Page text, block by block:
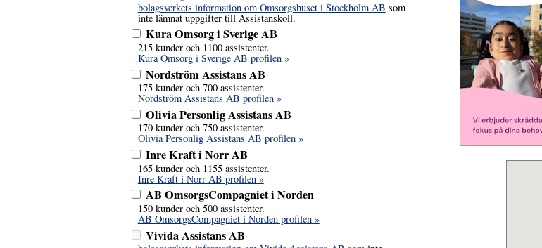
bolagsverkets information om Omsorgshuset i Stockholm AB som
inte lämnat uppgifter till Assistanskoll.
Kura Omsorg i Sverige AB
215 kunder och 1100 assistenter.
Kura Omsorg i Sverige AB profilen »
Nordström Assistans AB
175 kunder och 700 assistenter.
Nordström Assistans AB profilen »
Olivia Personlig Assistans AB
170 kunder och 750 assistenter.
Olivia Personlig Assistans AB profilen »
Inre Kraft i Norr AB
165 kunder och 1155 assistenter.
Inre Kraft i Norr AB profilen »
AB OmsorgsCompagniet i Norden
150 kunder och 500 assistenter.
AB OmsorgsCompagniet i Norden profilen »
Vivida Assistans AB